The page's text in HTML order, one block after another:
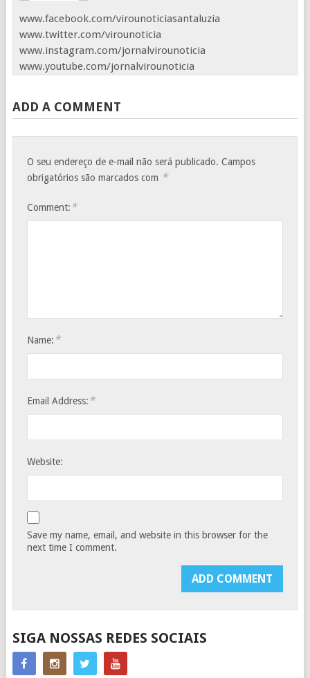
www.facebook.com/virounoticiasantaluzia
www.twitter.com/virounoticia
www.instagram.com/jornalvirounoticia
www.youtube.com/jornalvirounoticia
ADD A COMMENT
O seu endereço de e-mail não será publicado. Campos
obrigatórios são marcados com *
Comment: *
Name: *
Email Address: *
Website:
Save my name, email, and website in this browser for the
next time I comment.
SIGA NOSSAS REDES SOCIAIS